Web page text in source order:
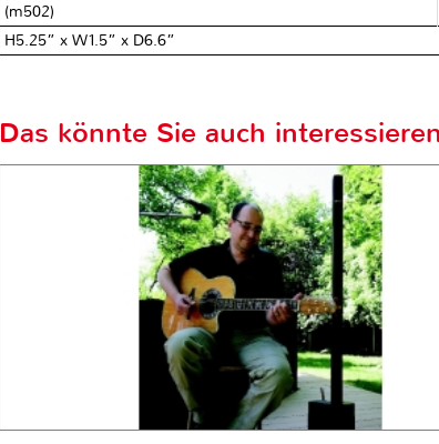
(m502)
H5.25” x W1.5” x D6.6”
Das könnte Sie auch